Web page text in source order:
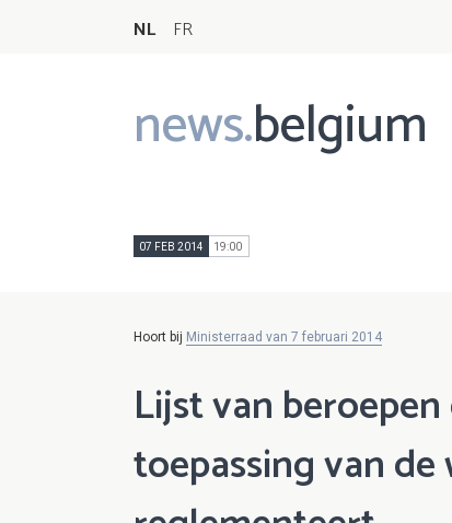
NL FR
news.belgium
Main
navigation
07 FEB 2014 19:00
Hoort bij Ministerraad van 7 februari 2014
Lijst van
toepassing van